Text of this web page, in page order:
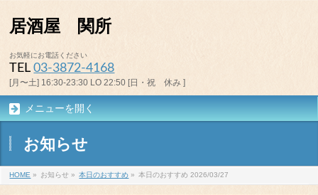
居酒屋 関所
お気軽にお電話ください
TEL03-3872-4168
[月〜土] 16:30-23:30 LO 22:50 [日・祝 休み ]
メニューを開く
お知らせ
HOME » お知らせ » 本日のおすすめ » 本日のおすすめ 2026/03/27